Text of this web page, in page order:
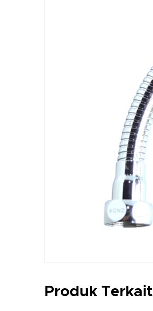
Produk Terkait